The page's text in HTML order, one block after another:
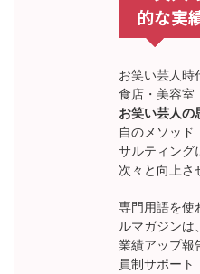
的な実
お笑い芸人時
食店・美容室
お笑い芸人の
自のメソッド
サルティング
次々と向上さ
専門用語を使
ルマガジンは
業績アップ報
員制サポート